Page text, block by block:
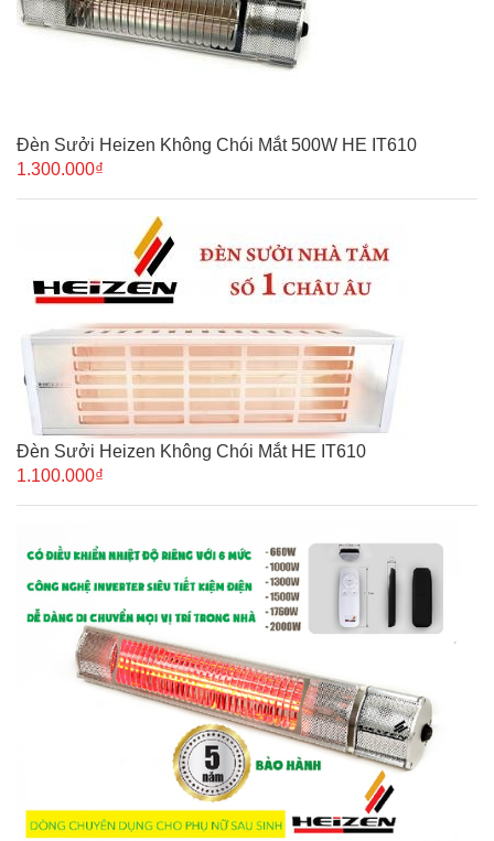
Đèn Sưởi Heizen Không Chói Mắt 500W HE IT610
1.300.000₫
Đèn Sưởi Heizen Không Chói Mắt HE IT610
1.100.000₫